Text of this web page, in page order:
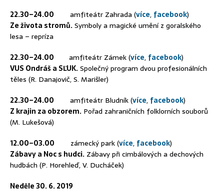
22.30–24.00 amfiteátr Zahrada (více, facebook)
Ze života stromů.Symboly a magické umění z goralského
lesa – repríza
22.30–24.00
amfiteátr Zámek (více, facebook)
VUS Ondráš a SĽUK.Společný program dvou profesionálních
těles (R. Danajovič, S. Marišler)
22.30–24.00 amfiteátr Bludník (více, facebook)
Z krajin za obzorem. Pořad zahraničních folklorních souborů
(M. Lukešová)
12.00–03.00 zámecký park (více, facebook)
Zábavy a Noc s hudci. Zábavy při cimbálových a dechových
hudbách (P. Horehleď, V. Ducháček)
Neděle 30. 6. 2019